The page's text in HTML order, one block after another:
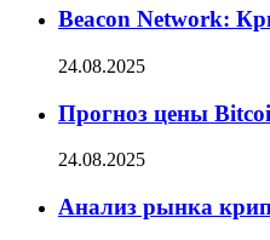
Beacon Network:
24.08.2025
Прогноз цены
24.08.2025
Анализ рынка